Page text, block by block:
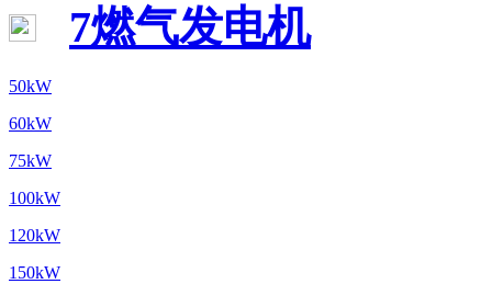
7燃气发电机
50kW
60kW
75kW
100kW
120kW
150kW